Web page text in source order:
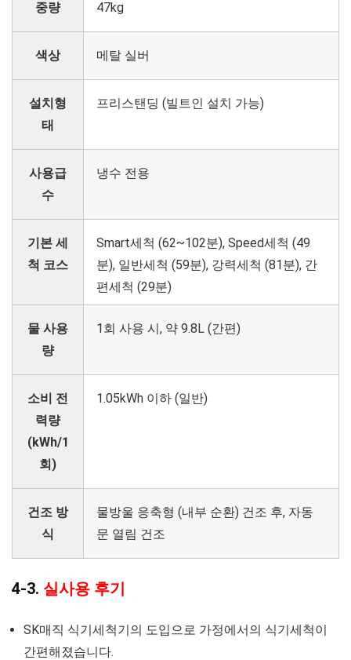
중량 47kg
색상 메탈 실버
설치형
태
프리스탠딩 (빌트인 설치 가능)
사용급
수
냉수 전용
기본 세
척 코스
Smart세척 (62~102분), Speed세척 (49
분), 일반세척 (59분), 강력세척 (81분), 간
편세척 (29분)
물 사용
량
1회 사용 시, 약 9.8L (간편)
소비 전
력량
(kWh/1
회)
1.05kWh 이하 (일반)
건조 방
식
물방울 응축형 (내부 순환) 건조 후, 자동
문 열림 건조
4-3. 실사용 후기
SK매직 식기세척기의 도입으로 가정에서의 식기세척이
간편해졌습니다.